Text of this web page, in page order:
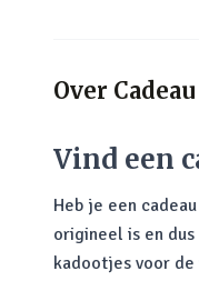
Over
Vind een
Heb je een
origineel is en
kadootjes voor